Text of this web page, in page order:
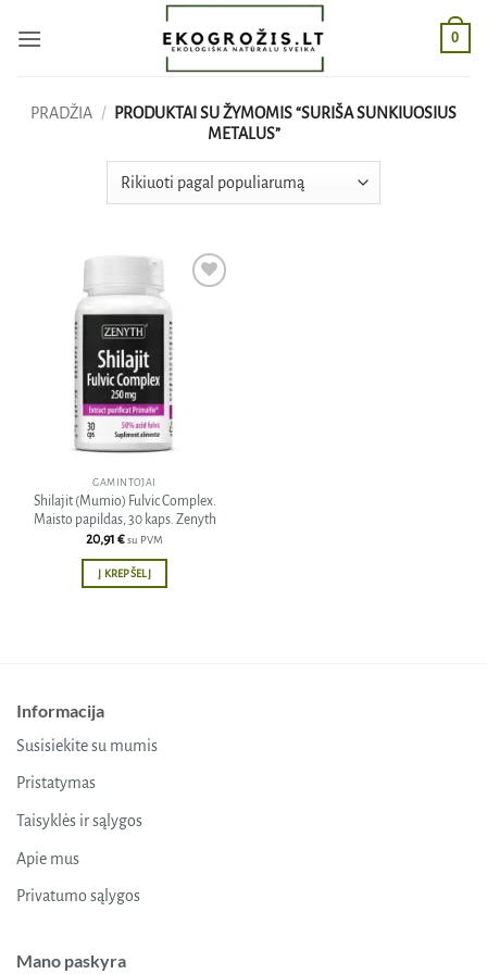
0
PRADŽIA /
PRODUKTAI SU ŽYMOMIS “SURIŠA SUNKIUOSIUS
METALUS”
GAMINTOJAI
Shilajit (Mumio) Fulvic Complex.
Maisto papildas, 30 kaps. Zenyth
20,91 €su PVM
Į KREPŠELĮ
Informacija
Susisiekite su mumis
Pristatymas
Taisyklės ir sąlygos
Apie mus
Privatumo sąlygos
Mano paskyra